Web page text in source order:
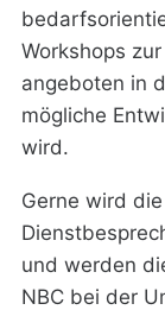
Workshops
angeboten in
mögliche
wird.
Gerne wird
und werden
NBC bei der